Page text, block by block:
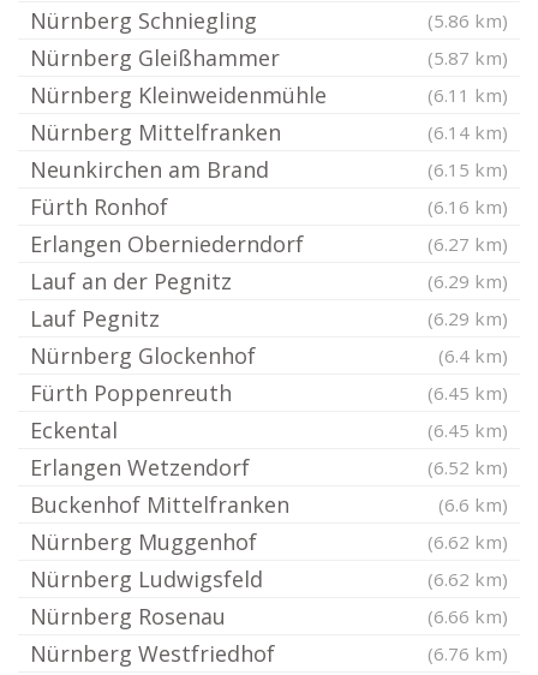
Nürnberg Schniegling (5.86 km)
Nürnberg Gleißhammer (5.87 km)
Nürnberg Kleinweidenmühle (6.11 km)
Nürnberg Mittelfranken (6.14 km)
Neunkirchen am Brand (6.15 km)
Fürth Ronhof (6.16 km)
Erlangen Oberniederndorf (6.27 km)
Lauf an der Pegnitz (6.29 km)
Lauf Pegnitz (6.29 km)
Nürnberg Glockenhof (6.4 km)
Fürth Poppenreuth (6.45 km)
Eckental (6.45 km)
Erlangen Wetzendorf (6.52 km)
Buckenhof Mittelfranken (6.6 km)
Nürnberg Muggenhof (6.62 km)
Nürnberg Ludwigsfeld (6.62 km)
Nürnberg Rosenau (6.66 km)
Nürnberg Westfriedhof (6.76 km)